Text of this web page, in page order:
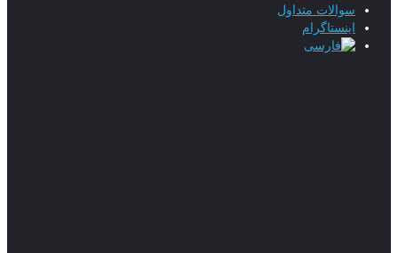
سوالات متداول
اینستاگرام